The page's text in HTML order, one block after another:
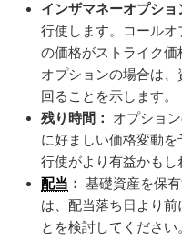
インザマネーオプショ
行使します。コール
の価格がストライク価
オプションの場合は
回ることを示します。
残り時間：
オプショ
に好ましい価格変動
行使がより有益かもし
配当 ： 基礎資産を保
は、配当落ち日より
とを検討してください